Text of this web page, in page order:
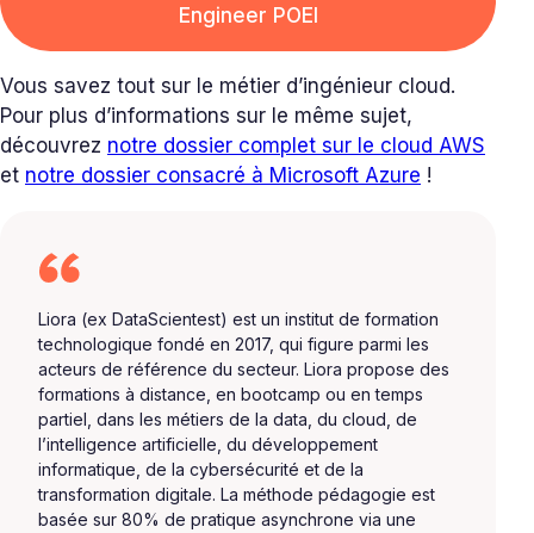
Engineer POEI
Vous savez tout sur le métier d’ingénieur cloud.
Pour plus d’informations sur le même sujet,
découvrez notre dossier complet sur le cloud AWS
et notre dossier consacré à Microsoft Azure !
Liora (ex DataScientest) est un institut de formation
technologique fondé en 2017, qui figure parmi les
acteurs de référence du secteur. Liora propose des
formations à distance, en bootcamp ou en temps
partiel, dans les métiers de la data, du cloud, de
l’intelligence artificielle, du développement
informatique, de la cybersécurité et de la
transformation digitale. La méthode pédagogie est
basée sur 80% de pratique asynchrone via une